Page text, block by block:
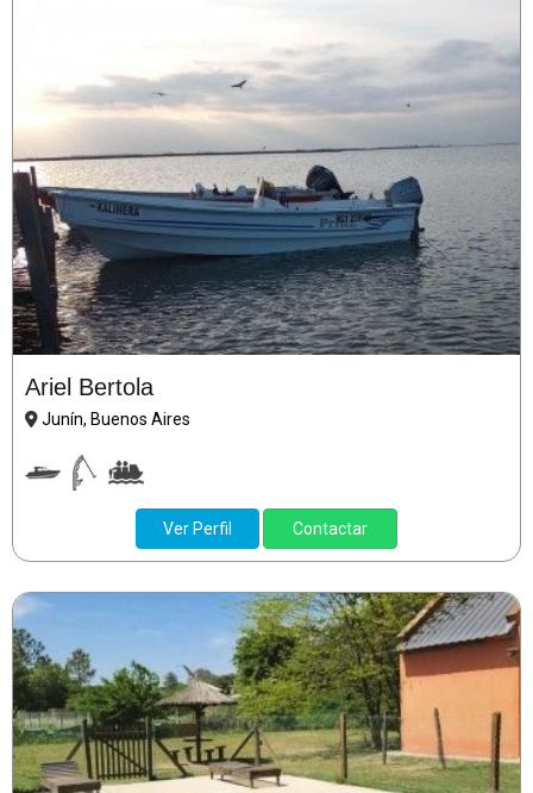
Ariel Bertola
Junín, Buenos Aires
Ver Perfil Contactar